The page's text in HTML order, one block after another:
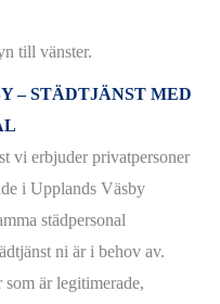
till vänster.
– STÄDTJÄNST MED
vi erbjuder privatpersoner
i Upplands Väsby
städpersonal
ni är i behov av.
är legitimerade,